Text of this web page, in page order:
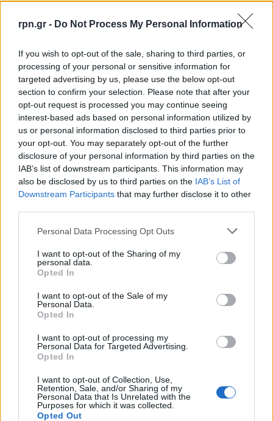
rpn.gr - Do Not Process My Personal Information
If you wish to opt-out of the sale, sharing to third parties, or
processing of your personal or sensitive information for
targeted advertising by us, please use the below opt-out
section to confirm your selection. Please note that after your
opt-out request is processed you may continue seeing
interest-based ads based on personal information utilized by
us or personal information disclosed to third parties prior to
your opt-out. You may separately opt-out of the further
disclosure of your personal information by third parties on the
IAB’s list of downstream participants. This information may
also be disclosed by us to third parties on the IAB’s List of
Downstream Participants that may further disclose it to other
Personal Data Processing Opt Outs
I want to opt-out of the Sharing of my
personal data.
Opted In
I want to opt-out of the Sale of my
Personal Data.
Opted In
I want to opt-out of processing my
Personal Data for Targeted Advertising.
Opted In
I want to opt-out of Collection, Use,
Retention, Sale, and/or Sharing of my
Personal Data that Is Unrelated with the
Purposes for which it was collected.
Opted Out